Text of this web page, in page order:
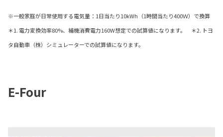
※一般家庭が日常使用する電気量：1日当たり10kWh（1時間当たり400Ｗ）で換算
＊1. 電力変換効率80%、補機消費電力160W想定での試算値になります。 ＊2. トヨ
タ自動車（株）シミュレーターでの試算値になります。
E-Four